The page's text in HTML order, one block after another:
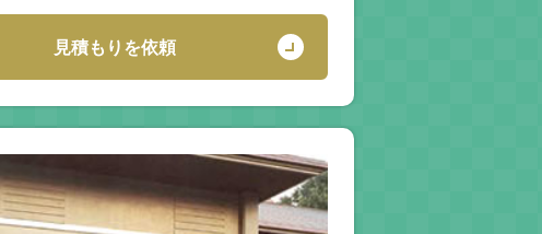
見積もりを依頼